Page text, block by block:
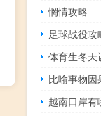
惘情攻略
足球战役攻
体育生冬天
比喻事物
越南口岸有